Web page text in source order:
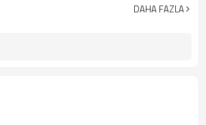
DAHA FAZLA